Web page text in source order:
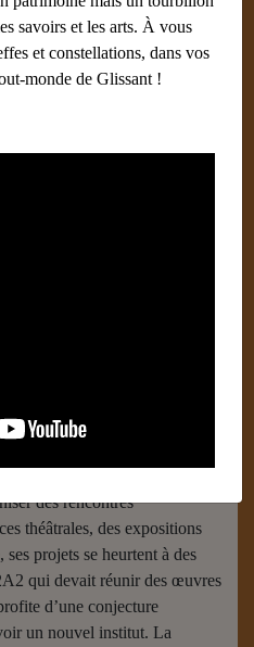
L’Institut Martiniquais
pédagogique dans son œuvre
des rencontres
théâtrales, des expositions
projets se heurtent à des
qui devait réunir des œuvres
d’une conjecture
un nouvel institut. La
savoirs et les arts. À vous
et constellations, dans vos
monde de Glissant !